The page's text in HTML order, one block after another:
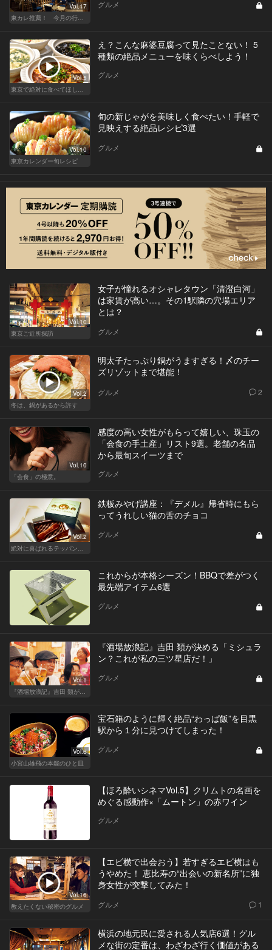
Vol.17
東カレ推薦！ 今月の行くべき店
グルメ
Vol.5
東京で絶対に食べてほしい麻婆豆腐！痺れる辛さがクセになる
え？こんな麻婆豆腐って見たことない！ 5
種類の絶品メニューを味くらべしよう！
グルメ
Vol.10
東京カレンダー旬レシピ
旬の新じゃがを美味しく食べたい！手軽で
見映えする絶品レシピ3選
グルメ
Vol.10
東京ご近所探訪
女子が憧れるオシャレタウン「清澄白河」
は家賃が高い…。その1駅隣の穴場エリア
とは？
グルメ
Vol.2
冬は、鍋があるから許す
明太子たっぷり鍋がうますぎる！〆のチー
ズリゾットまで堪能！
グルメ 2
Vol.10
「会食」の極意。
感度の高い女性がもらって嬉しい、珠玉の
「会食の手土産」リスト9選。老舗の名品
から最旬スイーツまで
グルメ
Vol.2
絶対に喜ばれるテッパン手土産
鉄板みやげ講座：『デメル』帰省時にもら
ってうれしい猫の舌のチョコ
グルメ
これからが本格シーズン！BBQで差がつく
最先端アイテム6選
グルメ
Vol.1
『酒場放浪記』吉田 類が酒場指南！この酒場に行っときゃ間違いない
『酒場放浪記』吉田 類が決める「ミシュラ
ン？これが私の三ツ星店だ！」
グルメ
Vol.6
小宮山雄飛の本能のひと皿
宝石箱のように輝く絶品“わっぱ飯”を目黒
駅から１分に見つけてしまった！
グルメ
【ほろ酔いシネマVol.5】クリムトの名画を
めぐる感動作×「ムートン」の赤ワイン
グルメ
Vol.16
教えたくない秘密のグルメ
【エビ横で出会おう】若すぎるエビ横はも
うやめた！ 恵比寿の“出会いの新名所”に独
身女性が突撃してみた！
グルメ 1
横浜の地元民に愛される人気店6選！グル
メな街の定番は、わざわざ行く価値がある